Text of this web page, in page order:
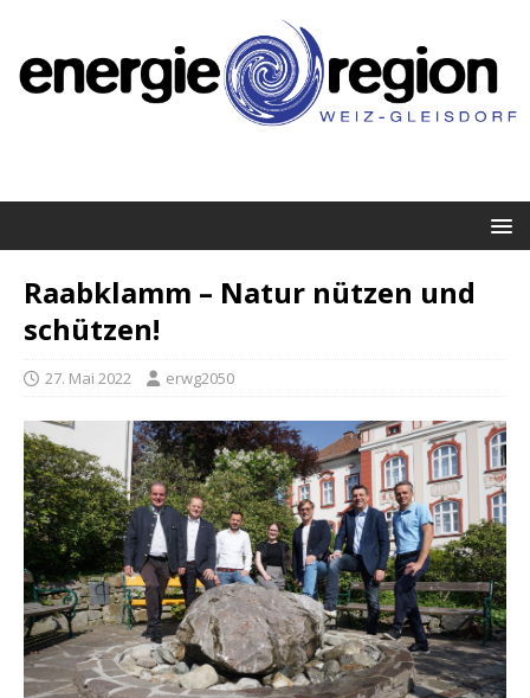
Raabklamm – Natur nützen und
schützen!
27. Mai 2022 erwg2050